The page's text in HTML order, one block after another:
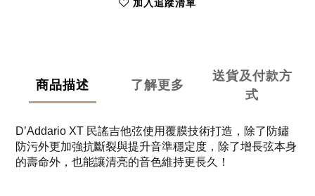
商品描述 了解更多
送貨及付款方
式
D’Addario XT 民謠吉他弦使用覆膜技術打造，除了防鏽
防污外更加強抗斷裂與提升音準穩定度，除了增長弦本身
的壽命外，也能讓清亮的音色維持更長久！